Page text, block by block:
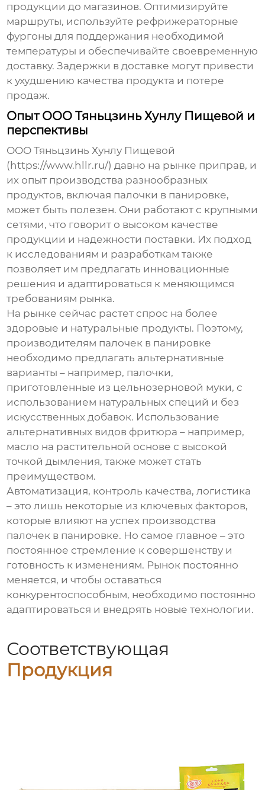
продукции до магазинов. Оптимизируйте
маршруты, используйте рефрижераторные
фургоны для поддержания необходимой
температуры и обеспечивайте своевременную
доставку. Задержки в доставке могут привести
к ухудшению качества продукта и потере
продаж.
Опыт ООО Тяньцзинь Хунлу Пищевой и
перспективы
ООО Тяньцзинь Хунлу Пищевой
(https://www.hllr.ru/) давно на рынке приправ, и
их опыт производства разнообразных
продуктов, включая палочки в панировке,
может быть полезен. Они работают с крупными
сетями, что говорит о высоком качестве
продукции и надежности поставки. Их подход
к исследованиям и разработкам также
позволяет им предлагать инновационные
решения и адаптироваться к меняющимся
требованиям рынка.
На рынке сейчас растет спрос на более
здоровые и натуральные продукты. Поэтому,
производителям палочек в панировке
необходимо предлагать альтернативные
варианты – например, палочки,
приготовленные из цельнозерновой муки, с
использованием натуральных специй и без
искусственных добавок. Использование
альтернативных видов фритюра – например,
масло на растительной основе с высокой
точкой дымления, также может стать
преимуществом.
Автоматизация, контроль качества, логистика
– это лишь некоторые из ключевых факторов,
которые влияют на успех производства
палочек в панировке. Но самое главное – это
постоянное стремление к совершенству и
готовность к изменениям. Рынок постоянно
меняется, и чтобы оставаться
конкурентоспособным, необходимо постоянно
адаптироваться и внедрять новые технологии.
Соответствующая
Продукция